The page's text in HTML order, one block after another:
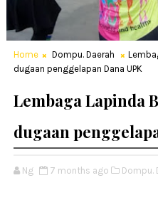
Home Dompu. Daerah
dugaan penggelapan Dana UPK
Lembaga Lapinda
dugaan
Ng 7 months ago Dompu.